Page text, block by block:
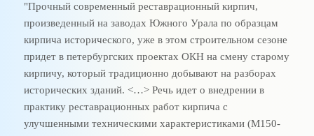
"Прочный современный реставрационный кирпич,
произведенный на заводах Южного Урала по образцам
кирпича исторического, уже в этом строительном сезоне
придет в петербургских проектах ОКН на смену старому
кирпичу, который традиционно добывают на разборах
исторических зданий. <…> Речь идет о внедрении в
практику реставрационных работ кирпича с
улучшенными техническими характеристиками (М150-